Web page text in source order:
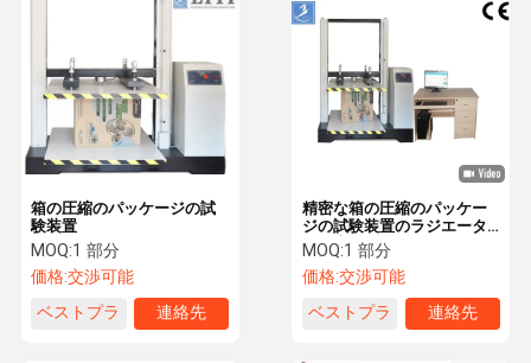
箱の圧縮のパッケージの試
験装置
MOQ:1 部分
価格:交渉可能
ベストプラ
連絡先
精密な箱の圧縮のパッケー
ジの試験装置のラジエータ
ー圧力
MOQ:1 部分
価格:交渉可能
ベストプラ
連絡先